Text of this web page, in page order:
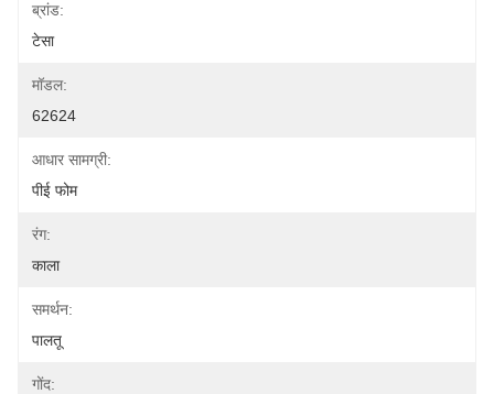
ब्रांड:
टेसा
मॉडल:
62624
आधार सामग्री:
पीई फोम
रंग:
काला
समर्थन:
पालतू
गोंद: